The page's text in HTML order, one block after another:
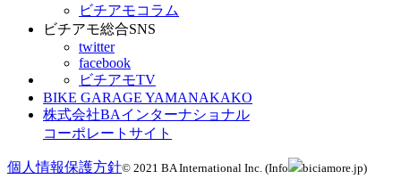
ビチアモコラム
ビチアモ総合SNS
twitter
facebook
ビチアモTV
BIKE GARAGE YAMANAKAKO
株式会社BAインターナショナル
コーポレートサイト
個人情報保護方針© 2021 BA International Inc. (Info biciamore.jp)